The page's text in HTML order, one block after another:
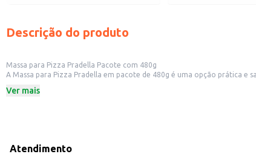
Descrição do produto
Massa para Pizza Pradella Pacote com 480g
A Massa para Pizza Pradella em pacote de 480g é uma opção prática
Pacote com 480g
A Massa para Pizza Pradella oferece praticidade e sabor, contribuindo
qualidade.
Ver mais
Atendimento